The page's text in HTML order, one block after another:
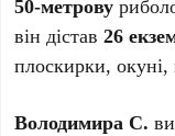
50-метрову
він дістав26
плоскирки,
Володимира С.